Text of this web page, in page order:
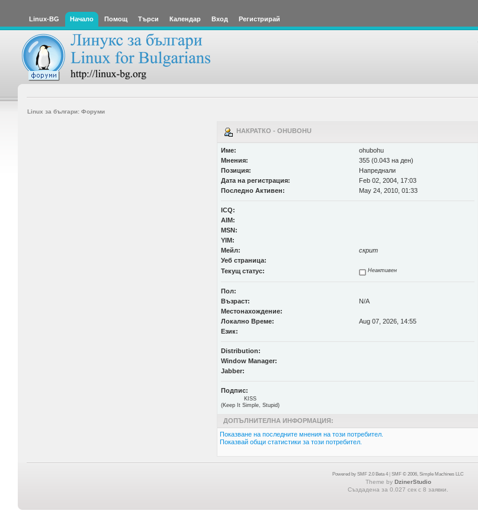
Linux-BG Начало Помощ Търси Календар Вход Регистрирай
Linux за българи: Форуми
НАКРАТКО - OHUBOHU
Име:
ohubohu
Мнения:
355 (0.043 на ден)
Позиция:
Напреднали
Дата на регистрация:
Feb 02, 2004, 17:03
Последно Активен:
May 24, 2010, 01:33
ICQ:
AIM:
MSN:
YIM:
Мейл:
скрит
Уеб страница:
Текущ статус:
Неактивен
Пол:
Възраст:
N/A
Местонахождение:
Локално Време:
Aug 07, 2026, 14:55
Език:
Distribution:
Window Manager:
Jabber:
Подпис:
KISS
(Keep It Simple, Stupid)
ДОПЪЛНИТЕЛНА ИНФОРМАЦИЯ:
Показване на последните мнения на този потребител.
Показвай общи статистики за този потребител.
Powered by SMF 2.0 Beta 4 SMF © 2006, Simple Machines LLC
Theme by DzinerStudio
Създадена за 0.027 сек с 8 заявки.